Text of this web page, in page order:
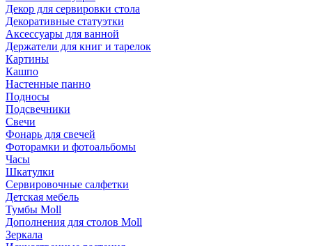
Декор для сервировки стола
Декоративные статуэтки
Аксессуары для ванной
Держатели для книг и тарелок
Картины
Кашпо
Настенные панно
Подносы
Подсвечники
Свечи
Фонарь для свечей
Фоторамки и фотоальбомы
Часы
Шкатулки
Сервировочные салфетки
Детская мебель
Тумбы Moll
Дополнения для столов Moll
Зеркала